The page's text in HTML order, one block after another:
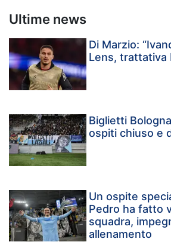
Ultime news
Di Marzio:
Lens, trattativa
Biglietti
ospiti chiuso e
Un ospite
Pedro ha fatto
squadra,
allenamento